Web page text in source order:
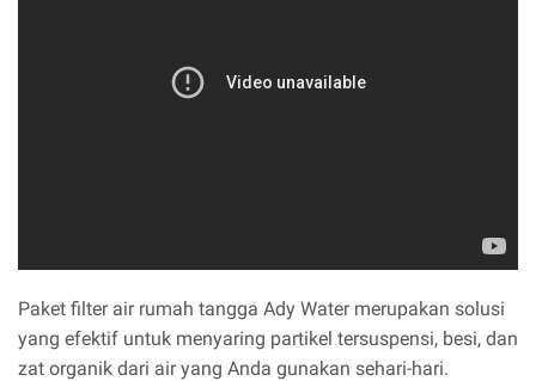
Paket filter air rumah tangga Ady Water merupakan solusi
yang efektif untuk menyaring partikel tersuspensi, besi, dan
zat organik dari air yang Anda gunakan sehari-hari.